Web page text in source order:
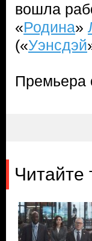
вошла
«Родина»
(«Уэнсдэй
Премьера
Читайте